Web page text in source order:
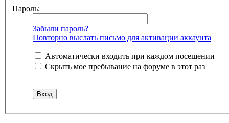
Пароль:
Забыли пароль?
Повторно выслать письмо для активации аккаунта
Автоматически входить при каждом посещении
Скрыть мое пребывание на форуме в этот раз